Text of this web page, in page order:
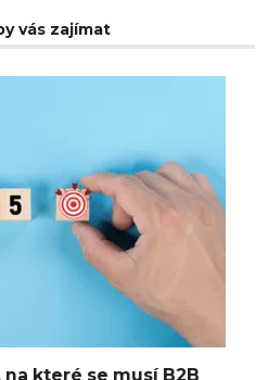
vás zajímat
na které se musí B2B